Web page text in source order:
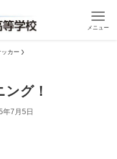
メニュー
カー
グ！
年7月5日